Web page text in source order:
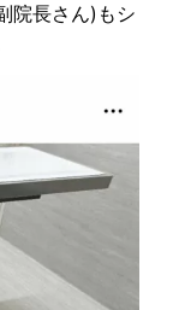
院長さん)もシ